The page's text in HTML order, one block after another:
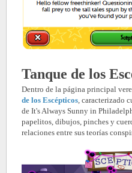
Tanque de los
Dentro de la página principal
de los Escépticos , caracterizado
de It's Always Sunny in
papelitos, dibujos, pinches y
relaciones entre sus teorías